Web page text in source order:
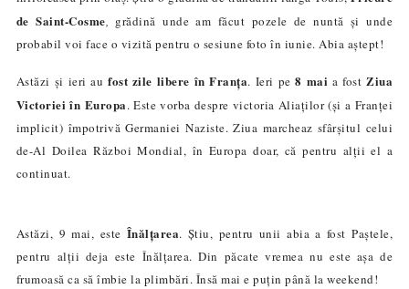
de Saint-Cosme, grădină unde am făcut pozele de nuntă și unde
probabil voi face o vizită pentru o sesiune foto în iunie. Abia aștept!
Astăzi și ieri aufost zile libere în Franța. Ieri pe8 mai a fostZiua
Victoriei în Europa. Este vorba despre victoria Aliaților (și a Franței
implicit) împotrivă Germaniei Naziste. Ziua marcheaz sfârșitul celui
de-Al DoileaRăzboiMondial, în Europa doar, că pentru alții el a
continuat.
Astăzi, 9 mai, este Înălțarea. Știu, pentru unii abia a fost Paștele,
pentru alții deja este Înălțarea. Din păcate vremea nu este așa de
frumoasă ca să îmbie la plimbări. Însă mai e puțin până la weekend!